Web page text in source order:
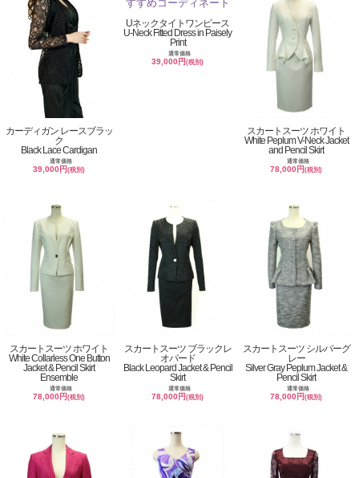
カーディガン レースブラッ
ク
Black Lace Cardigan
通常価格
39,000円(税別)
Uネックタイトワンピース
U-Neck Fitted Dress in Paisely
Print
通常価格
39,000円(税別)
スカートスーツ ホワイト
White Peplum V-Neck Jacket
and Pencil Skirt
通常価格
78,000円(税別)
スカートスーツ ホワイト
White Collarless One Button
Jacket & Pencil Skirt
Ensemble
通常価格
78,000円(税別)
スカートスーツ ブラックレ
オパード
Black Leopard Jacket & Pencil
Skirt
通常価格
78,000円(税別)
スカートスーツ シルバーグ
レー
Silver Gray Peplum Jacket &
Pencil Skirt
通常価格
78,000円(税別)